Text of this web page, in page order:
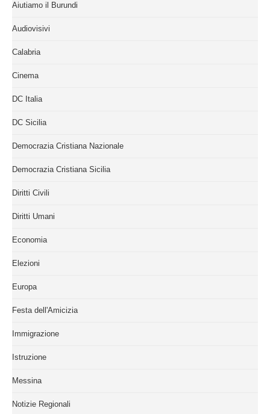
Aiutiamo il Burundi
Audiovisivi
Calabria
Cinema
DC Italia
DC Sicilia
Democrazia Cristiana Nazionale
Democrazia Cristiana Sicilia
Diritti Civili
Diritti Umani
Economia
Elezioni
Europa
Festa dell'Amicizia
Immigrazione
Istruzione
Messina
Notizie Regionali